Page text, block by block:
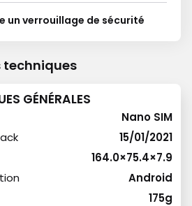
un verrouillage de sécurité
GÉNÉRALES
Nano SIM
15/01/2021
164.0×75.4×7.9
Android
175g